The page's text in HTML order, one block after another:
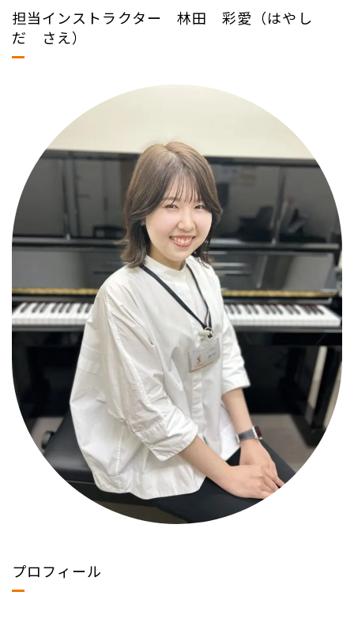
担当インストラクター 林田 彩愛（はやし
だ さえ）
プロフィール